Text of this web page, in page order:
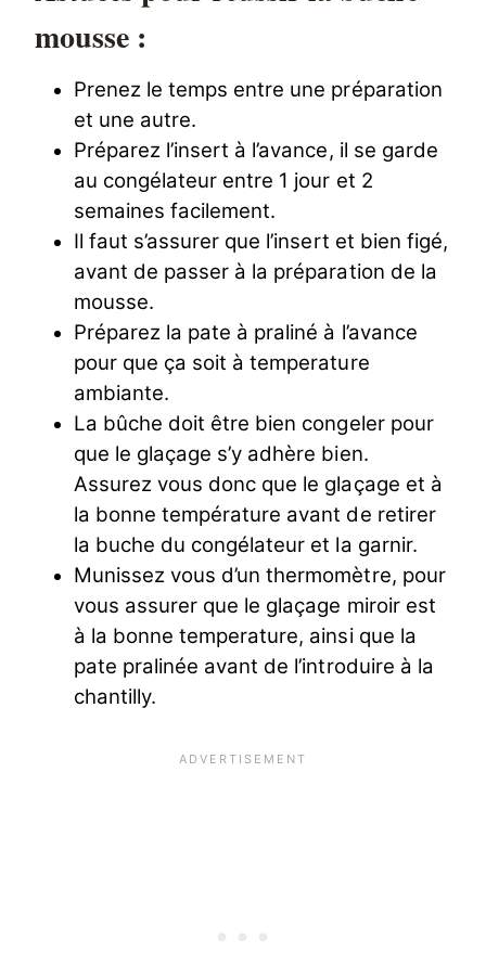
mousse :
Prenez le temps entre une préparation
et une autre.
Préparez l’insert à l’avance, il se garde
au congélateur entre 1 jour et 2
semaines facilement.
Il faut s’assurer que l’insert et bien figé,
avant de passer à la préparation de la
mousse.
Préparez la pate à praliné à l’avance
pour que ça soit à temperature
ambiante.
La bûche doit être bien congeler pour
que le glaçage s’y adhère bien.
Assurez vous donc que le glaçage et à
la bonne température avant de retirer
la buche du congélateur et la garnir.
Munissez vous d’un thermomètre, pour
vous assurer que le glaçage miroir est
à la bonne temperature, ainsi que la
pate pralinée avant de l’introduire à la
chantilly.